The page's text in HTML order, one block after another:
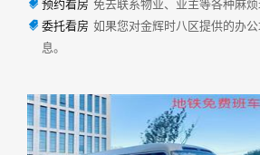

 委托看房 如果您对金辉时八区提供的办
息。